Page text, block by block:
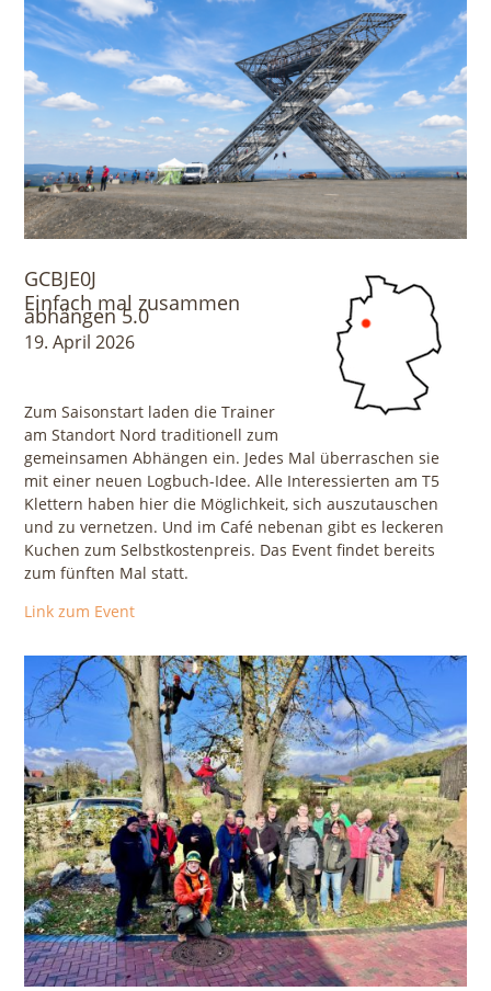
GCBJE0J
Einfach mal zusammen
abhängen 5.0
19. April 2026
Zum Saisonstart laden die Trainer
am Standort Nord traditionell zum
gemeinsamen Abhängen ein. Jedes Mal überraschen sie
mit einer neuen Logbuch-Idee. Alle Interessierten am T5
Klettern haben hier die Möglichkeit, sich auszutauschen
und zu vernetzen. Und im Café nebenan gibt es leckeren
Kuchen zum Selbstkostenpreis. Das Event findet bereits
zum fünften Mal statt.
Link zum Event